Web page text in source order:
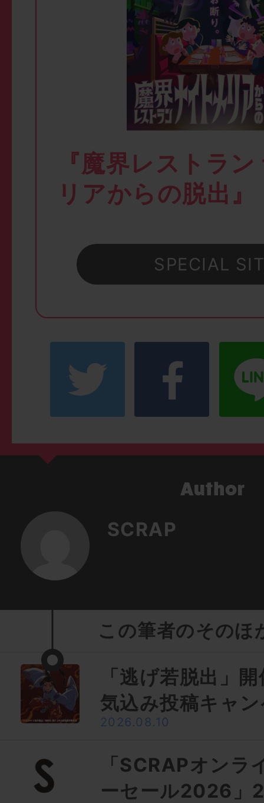
『魔界レストラ
リアからの脱出』
SPECIAL
SCRAP
この筆者のそのほ
「逃げ若脱出」
気込み投稿キャ
2026.08.10
「SCRAPオンラ
ーセール2026」